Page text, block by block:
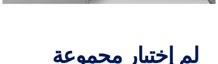
لم إختيار مجموعة